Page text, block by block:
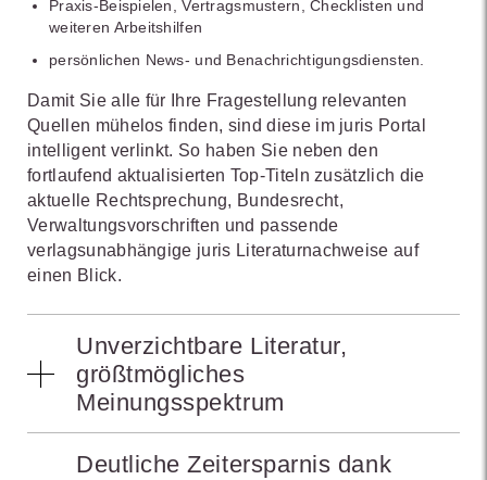
Praxis-Beispielen, Vertragsmustern, Checklisten und
weiteren Arbeitshilfen
persönlichen News- und Benachrichtigungsdiensten.
Damit Sie alle für Ihre Fragestellung relevanten
Quellen mühelos finden, sind diese im juris Portal
intelligent verlinkt. So haben Sie neben den
fortlaufend aktualisierten Top-Titeln zusätzlich die
aktuelle Rechtsprechung, Bundesrecht,
Verwaltungsvorschriften und passende
verlagsunabhängige juris Literaturnachweise auf
einen Blick.
Unverzichtbare Literatur,
größtmögliches
Meinungsspektrum
Kommentare zum Erbschaftsteuer- und
Deutliche Zeitersparnis dank